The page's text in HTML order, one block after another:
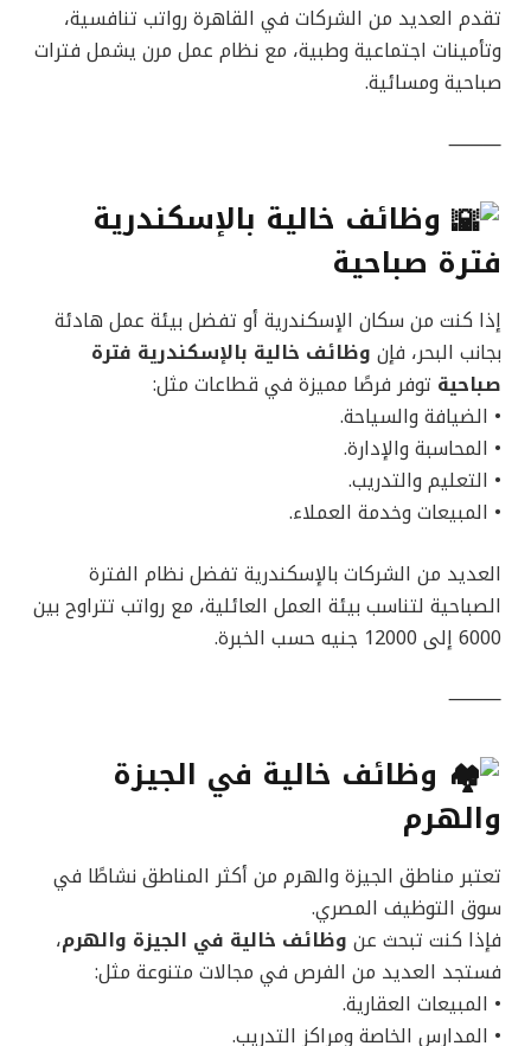
تقدم العديد من الشركات في القاهرة رواتب تنافسية،
وتأمينات اجتماعية وطبية، مع نظام عمل مرن يشمل فترات
صباحية ومسائية.
⸻
وظائف خالية بالإسكندرية
فترة صباحية
إذا كنت من سكان الإسكندرية أو تفضل بيئة عمل هادئة
بجانب البحر، فإن وظائف خالية بالإسكندرية فترة
صباحية توفر فرصًا مميزة في قطاعات مثل:
• الضيافة والسياحة.
• المحاسبة والإدارة.
• التعليم والتدريب.
• المبيعات وخدمة العملاء.
العديد من الشركات بالإسكندرية تفضل نظام الفترة
الصباحية لتناسب بيئة العمل العائلية، مع رواتب تتراوح بين
6000 إلى 12000 جنيه حسب الخبرة.
⸻
وظائف خالية في الجيزة
والهرم
تعتبر مناطق الجيزة والهرم من أكثر المناطق نشاطًا في
سوق التوظيف المصري.
فإذا كنت تبحث عن وظائف خالية في الجيزة والهرم،
فستجد العديد من الفرص في مجالات متنوعة مثل:
• المبيعات العقارية.
• المدارس الخاصة ومراكز التدريب.